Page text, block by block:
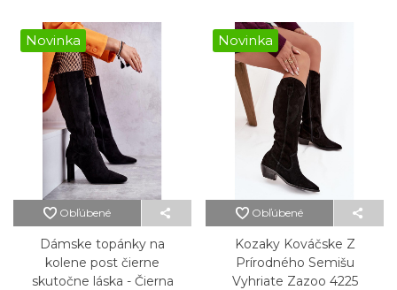
Novinka
Obľúbené
Dámske topánky na
kolene post čierne
skutočne láska - Čierna
Novinka
Obľúbené
Kozaky Kováčske Z
Prírodného Semišu
Vyhriate Zazoo 4225